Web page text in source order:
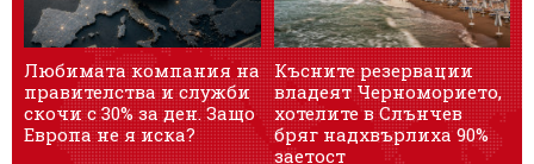
Любимата компания на
правителства и служби
скочи с 30% за ден. Защо
Европа не я иска?
Късните резервации
владеят Черноморието,
хотелите в Слънчев
бряг надхвърлиха 90%
заетост